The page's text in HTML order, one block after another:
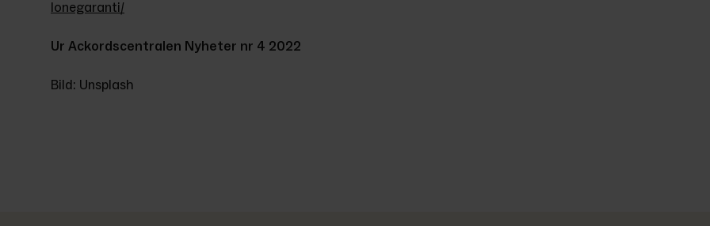
lonegaranti/
Ur Ackordscentralen Nyheter nr 4 2022
Bild: Unsplash